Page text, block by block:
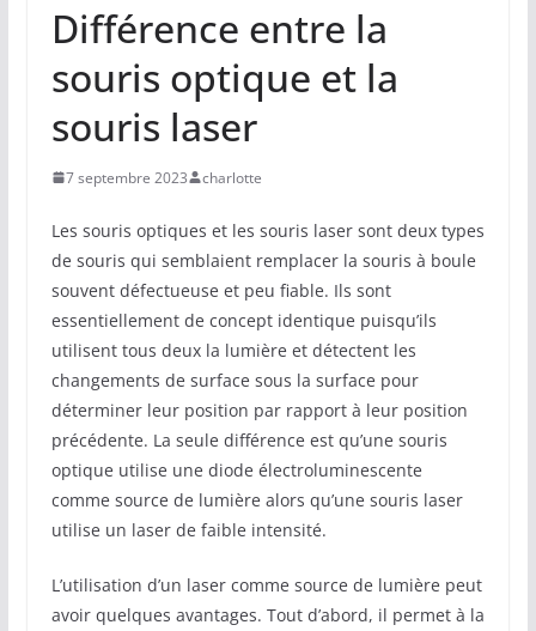
Différence entre la
souris optique et la
souris laser
7 septembre 2023 charlotte
Les souris optiques et les souris laser sont deux types
de souris qui semblaient remplacer la souris à boule
souvent défectueuse et peu fiable. Ils sont
essentiellement de concept identique puisqu’ils
utilisent tous deux la lumière et détectent les
changements de surface sous la surface pour
déterminer leur position par rapport à leur position
précédente. La seule différence est qu’une souris
optique utilise une diode électroluminescente
comme source de lumière alors qu’une souris laser
utilise un laser de faible intensité.
L’utilisation d’un laser comme source de lumière peut
avoir quelques avantages. Tout d’abord, il permet à la